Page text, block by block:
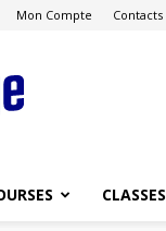
Mon Compte Contacts
CLASSES